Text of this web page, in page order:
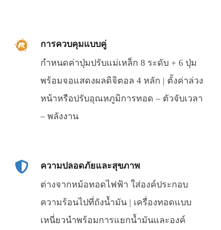
การควบคุมแบบคู่
กำหนดค่าปุ่มปรับแม่เหล็ก 8 ระดับ + 6 ปุ่ม
พร้อมจอแสดงผลดิจิตอล 4 หลัก | ตั้งค่าล่วง
หน้าหรือปรับอุณหภูมิการทอด – ตัวจับเวลา
– พลังงาน
ความปลอดภัยและสุขภาพ
ต่างจากหม้อทอดไฟฟ้า ใส่องค์ประกอบ
ความร้อนไปที่ถังน้ำมัน | เครื่องทอดแบบ
เหนี่ยวนำพร้อมการแยกน้ำมันและองค์